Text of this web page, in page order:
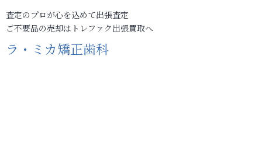
査定のプロが心を込めて出張査定
ご不要品の売却はトレファク出張買取へ
ラ・ミカ矯正歯科